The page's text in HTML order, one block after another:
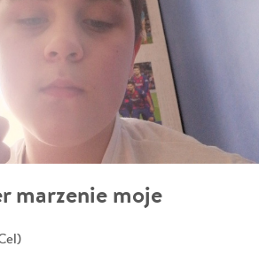
marzenie moje